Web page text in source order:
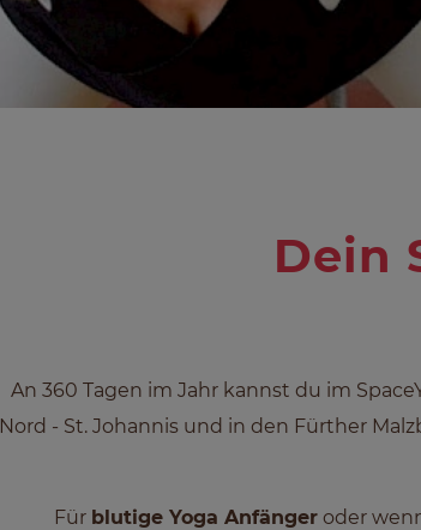
Dein
An 360 Tagen im Jahr kannst du im
Nord - St. Johannis und in den Fürther
Für blutige Yoga Anfängeroder